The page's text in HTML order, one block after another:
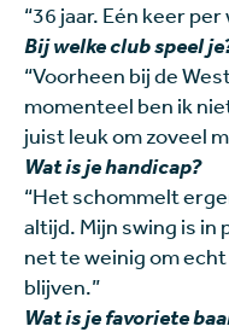
“36 jaar. Eén keer
Bij welke club speel
“Voorheen bij de
momenteel ben ik
juist leuk om zoveel
Wat is je handicap?
“Het schommelt
altijd. Mijn swing is in
net te weinig om
blijven.”
Wat is je favoriete